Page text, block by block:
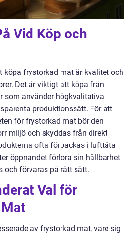
Vid Köp och
köpa frystorkad mat är kvalitet och
Det är viktigt att köpa från
som använder högkvalitativa
produktionssätt. För att
för frystorkad mat bör den
miljö och skyddas från direkt
ofta förpackas i lufttäta
öppnandet förlora sin hållbarhet
och förvaras på rätt sätt.
Val för
av frystorkad mat, vare sig